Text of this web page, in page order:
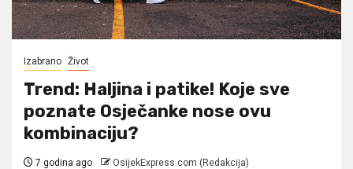
Izabrano Život
Trend: Haljina i patike! Koje sve
poznate Osječanke nose ovu
kombinaciju?
7 godina ago OsijekExpress.com (Redakcija)